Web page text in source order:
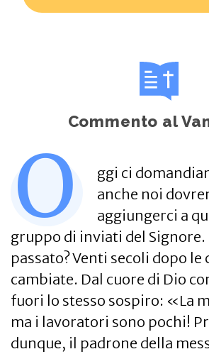
Commento al
O
ggi ci
anche noi
aggiungerci a
gruppo di inviati del Signore.
passato? Venti secoli dopo le
cambiate. Dal cuore di Dio
fuori lo stesso sospiro: «La
ma i lavoratori sono pochi!
dunque, il padrone della